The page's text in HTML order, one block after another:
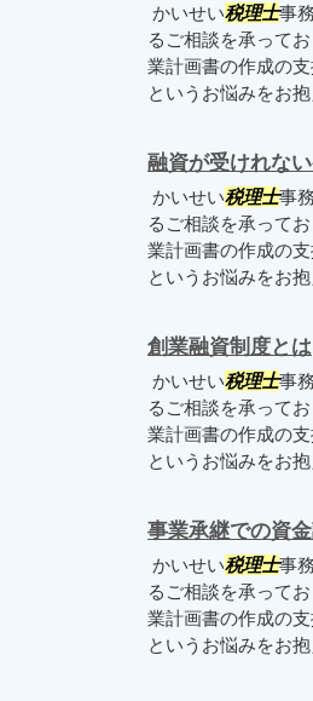
かいせい税理士事
るご相談を承って
業計画書の作成の
というお悩みをお
融資が受けれな
かいせい税理士事
るご相談を承って
業計画書の作成の
というお悩みをお
創業融資制度とは
かいせい税理士事
るご相談を承って
業計画書の作成の
というお悩みをお
事業承継での資
かいせい税理士事
るご相談を承って
業計画書の作成の
というお悩みをお